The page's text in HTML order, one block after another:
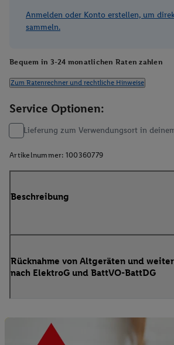
Anmelden oder Konto erstellen, um
sammeln.
Bequem in 3-24 monatlichen Raten zahlen
Zum Ratenrechner und rechtliche Hinweise
Service Optionen:
Lieferung zum Verwendungsort in
Artikelnummer: 100360779
Beschreibung
Rücknahme von Altgeräten und
nach ElektroG und BattVO-BattDG